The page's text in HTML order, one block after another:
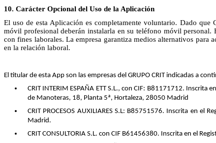
10. Carácter Opcional del Uso de la Aplicación
El uso de esta Aplicación es completamente voluntario. Dado
móvil profesional deberán instalarla en su teléfono móvil
con fines laborales. La empresa garantiza medios alternativos
en la relación laboral.
El titular de esta App son las empresas del GRUPO CRIT indicadas a
CRIT INTERIM ESPAÑA ETT S.L., con CIF: B81171712.
de Manoteras, 18, Planta 5ª, Hortaleza, 28050 Madrid
CRIT PROCESOS AUXILIARES S.L: B85751576. Inscrita en
Madrid.
CRIT CONSULTORIA S.L. con CIF B61456380. Inscrita en el